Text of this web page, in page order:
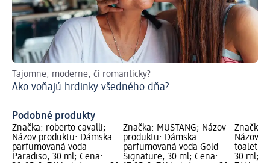
Tajomne, moderne, či romanticky?
Ako voňajú hrdinky všedného dňa?
Podobné produkty
Značka: roberto cavalli;
Názov produktu: Dámska
parfumovaná voda
Paradiso, 30 ml; Cena:
Značka: MUSTANG; Názov
produktu: Dámska
parfumovaná voda Gold
Signature, 30 ml; Cena:
Značka:
Názov
toaletná
30 ml;